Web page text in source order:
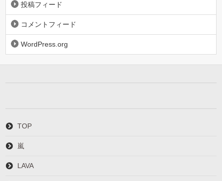
投稿フィード
コメントフィード
WordPress.org
TOP
嵐
LAVA